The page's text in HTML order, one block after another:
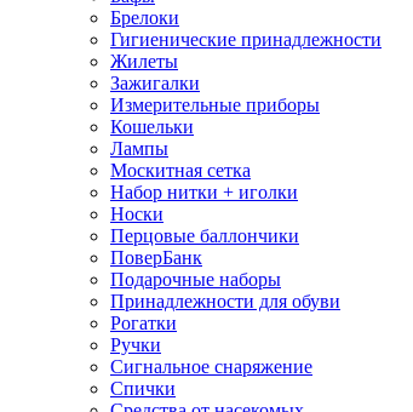
Брелоки
Гигиенические принадлежности
Жилеты
Зажигалки
Измерительные приборы
Кошельки
Лампы
Москитная сетка
Набор нитки + иголки
Носки
Перцовые баллончики
ПоверБанк
Подарочные наборы
Принадлежности для обуви
Рогатки
Ручки
Сигнальное снаряжение
Спички